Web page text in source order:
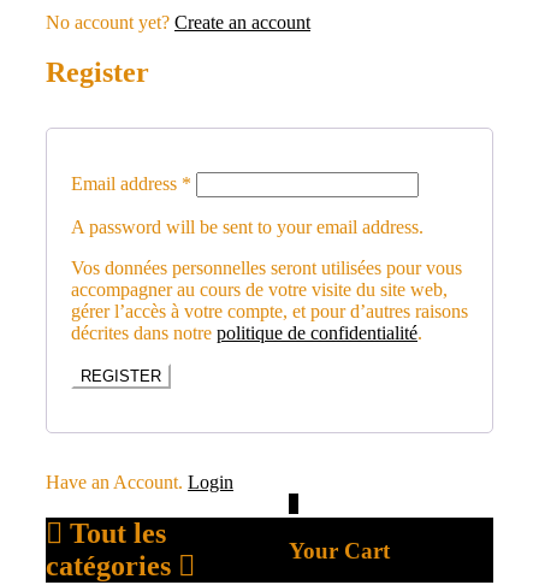
No account yet? Create an account
Register
Email address *
A password will be sent to your email address.
Vos données personnelles seront utilisées pour vous
accompagner au cours de votre visite du site web,
gérer l’accès à votre compte, et pour d’autres raisons
décrites dans notre politique de confidentialité.
REGISTER
Have an Account. Login
Your Cart
Tout les
catégories